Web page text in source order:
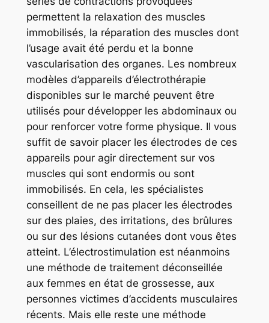
permettent la relaxation des muscles
immobilisés, la réparation des muscles dont
l’usage avait été perdu et la bonne
vascularisation des organes. Les nombreux
modèles d’appareils d’électrothérapie
disponibles sur le marché peuvent être
utilisés pour développer les abdominaux ou
pour renforcer votre forme physique. Il vous
suffit de savoir placer les électrodes de ces
appareils pour agir directement sur vos
muscles qui sont endormis ou sont
immobilisés. En cela, les spécialistes
conseillent de ne pas placer les électrodes
sur des plaies, des irritations, des brûlures
ou sur des lésions cutanées dont vous êtes
atteint. L’électrostimulation est néanmoins
une méthode de traitement déconseillée
aux femmes en état de grossesse, aux
personnes victimes d’accidents musculaires
récents. Mais elle reste une méthode